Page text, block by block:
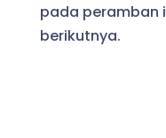
pada peramban
berikutnya.